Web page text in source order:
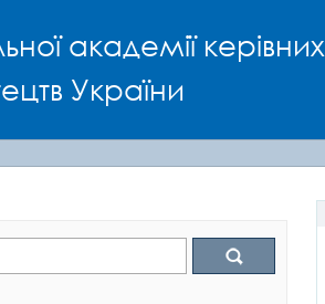
академії керівних
України